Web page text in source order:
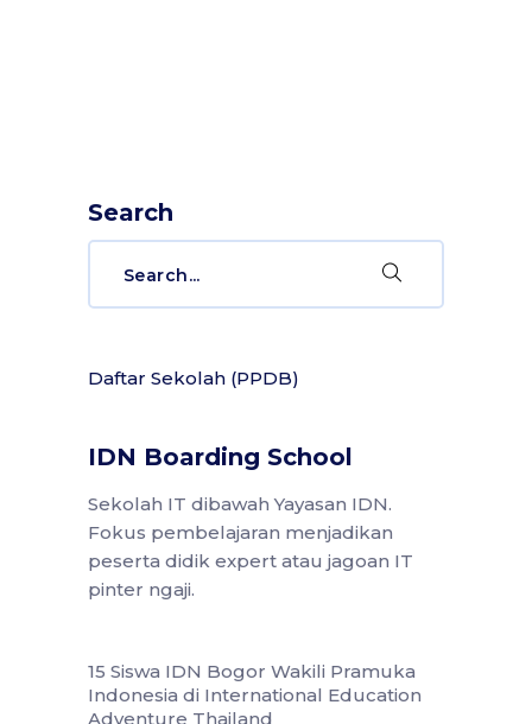
Search
Daftar Sekolah (PPDB)
IDN Boarding School
Sekolah IT dibawah Yayasan IDN.
Fokus pembelajaran menjadikan
peserta didik expert atau jagoan IT
pinter ngaji.
15 Siswa IDN Bogor Wakili Pramuka
Indonesia di International Education
Adventure Thailand